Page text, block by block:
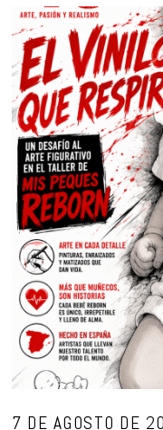
7 DE AGOSTO DE